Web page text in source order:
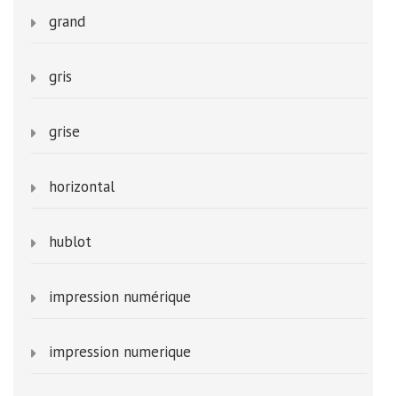
grand
gris
grise
horizontal
hublot
impression numérique
impression numerique